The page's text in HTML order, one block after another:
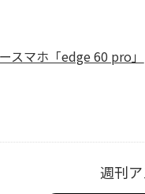
スマホ「edge 60 pro」
週刊